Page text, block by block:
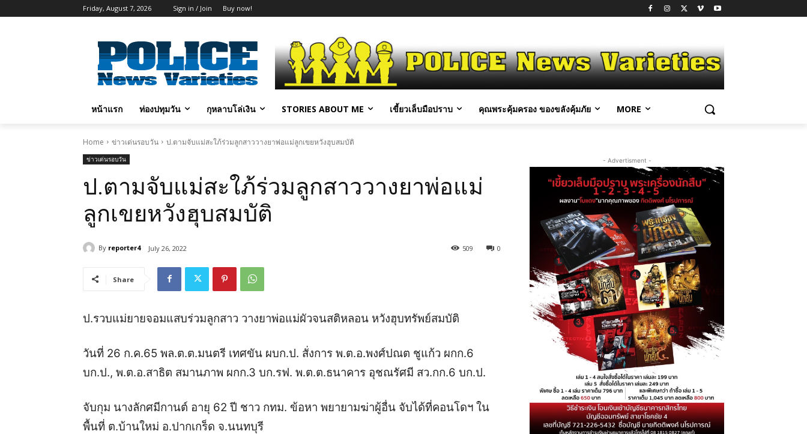
Friday, August 7, 2026 Sign in / Join Buy now!
หน้าแรก ท่องปทุมวัน กุหลาบโล่เงิน STORIES ABOUT ME เขี้ยวเล็บมือปราบ คุณพระคุ้มครอง ของขลังคุ้มภัย MORE
Home ข่าวเด่นรอบวัน ป.ตามจับแม่สะใภ้ร่วมลูกสาววางยาพ่อแม่ลูกเขยหวังฮุบสมบัติ
ข่าวเด่นรอบวัน
ป.ตามจับแม่สะใภ้ร่วมลูกสาววางยาพ่อแม่
ลูกเขยหวังฮุบสมบัติ
By reporter4 July 26, 2022 0
509
Share
ป.รวบแม่ยายจอมแสบร่วมลูกสาว วางยาพ่อแม่ผัวจนสติหลอน หวังฮุบทรัพย์สมบัติ
วันที่ 26 ก.ค.65 พล.ต.ต.มนตรี เทศขัน ผบก.ป. สั่งการ พ.ต.อ.พงศ์ปณต ชูแก้ว ผกก.6
บก.ป., พ.ต.อ.สาธิต สมานภาพ ผกก.3 บก.รฟ. พ.ต.ต.ธนาคาร อุชณรัศมี สว.กก.6 บก.ป.
จับกุม นางลักศมีกานต์ อายุ 62 ปี ชาว กทม. ข้อหา พยายามฆ่าผู้อื่น จับได้ที่คอนโดฯ ใน
พื้นที่ ต.บ้านใหม่ อ.ปากเกร็ด จ.นนทบุรี
- Advertisment -